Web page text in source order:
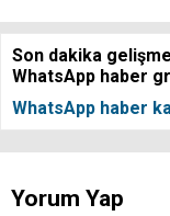
Son dakika
WhatsApp haber
WhatsApp haber
Yorum Yap